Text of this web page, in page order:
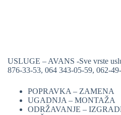
USLUGE – AVANS -Sve vrste
876-33-53, 064 343-05-59, 062-
POPRAVKA – ZAMENA
UGADNJA – MONTAŽA
ODRŽAVANJE –